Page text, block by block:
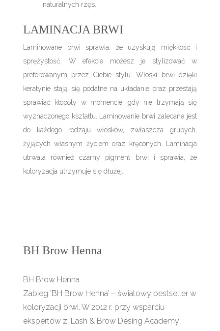
naturalnych rzęs.
LAMINACJA BRWI
Laminowane brwi sprawia, że uzyskują miękkość i
sprężystość. W efekcie możesz je stylizować w
preferowanym przez Ciebie stylu. Włoski brwi dzięki
keratynie stają się podatne na układanie oraz przestają
sprawiać kłopoty w momencie, gdy nie trzymają się
wyznaczonego kształtu. Laminowanie brwi zalecane jest
do każdego rodzaju włosków, zwłaszcza grubych,
żyjących własnym życiem oraz kręconych. Laminacja
utrwala również czarny pigment brwi i sprawia, że
koloryzacja utrzymuje się dłużej.
BH Brow Henna
BH Brow Henna
Zabieg 'BH Brow Henna’ – światowy bestseller w
koloryzacji brwi. W 2012 r. przy wsparciu
ekspertów z 'Lash & Brow Desing Academy’,